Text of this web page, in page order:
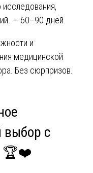
— 60–90 дней.
и
медицинской
Без сюрпризов.
выбор с
🏆❤️